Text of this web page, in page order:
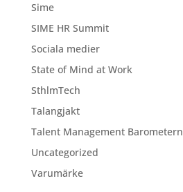
Sime
SIME HR Summit
Sociala medier
State of Mind at Work
SthlmTech
Talangjakt
Talent Management Barometern
Uncategorized
Varumärke